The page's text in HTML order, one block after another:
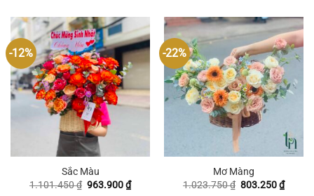
826.350 ₫.
-12%
Sắc Màu
1.101.450₫ Giá
963.900₫Giá
hiện
-22%
Mơ Màng
1.023.750₫ Giá
803.250₫Giá
hiện